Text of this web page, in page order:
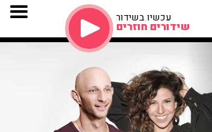
עכשיו בשידור
שידורים חוזרים